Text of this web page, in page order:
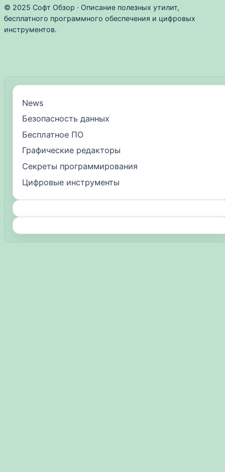
© 2025 Софт Обзор · Описание полезных утилит,
бесплатного программного обеспечения и цифровых
инструментов.
News
Безопасность данных
Бесплатное ПО
Графические редакторы
Секреты программирования
Цифровые инструменты